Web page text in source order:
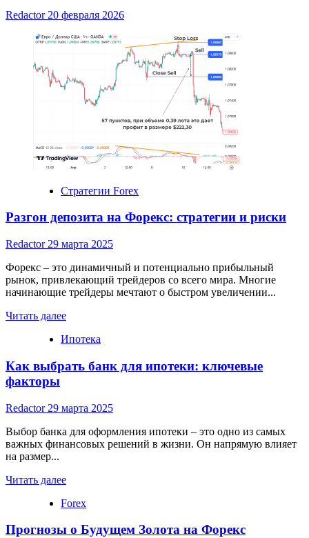
Redactor 20 февраля 2026
Стратегии Forex
Разгон депозита на Форекс: стратегии и риски
Redactor 29 марта 2025
Форекс – это динамичный и потенциально прибыльный
рынок, привлекающий трейдеров со всего мира. Многие
начинающие трейдеры мечтают о быстром увеличении...
Читать далееRead
about
депозита
стратегии
и
Ипотека
Как выбрать банк для ипотеки: ключевые
факторы
Redactor 29 марта 2025
Выбор банка для оформления ипотеки – это одно из самых
важных финансовых решений в жизни. Он напрямую влияет
на размер...
Читать далееRead
about
выбрать
Forex
Прогнозы о Будущем Золота на Форекс